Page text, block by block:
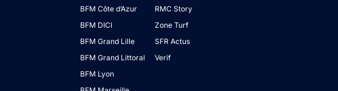
BFM Côte d’Azur
BFM DICI
BFM Grand Lille
BFM Grand Littoral
BFM Lyon
RMC Story
Zone Turf
SFR Actus
Verif